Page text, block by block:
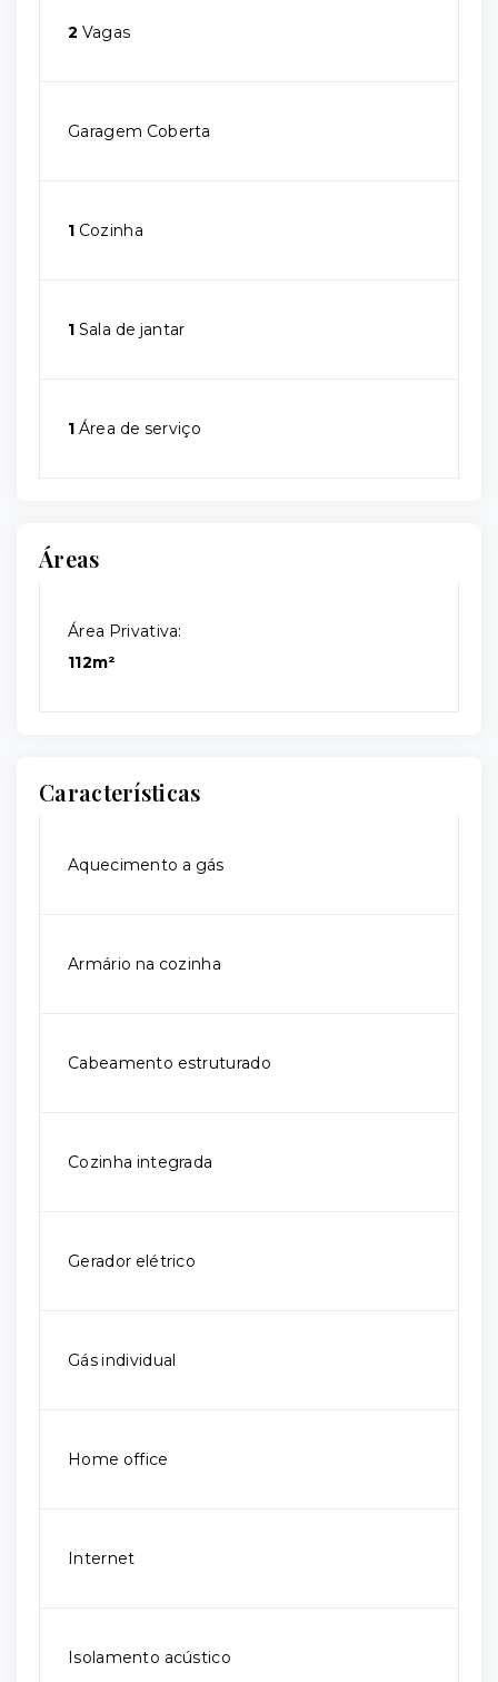
2 Vagas
Garagem Coberta
1 Cozinha
1 Sala de jantar
1 Área de serviço
Áreas
Área Privativa:
112m²
Características
Aquecimento a gás
Armário na cozinha
Cabeamento estruturado
Cozinha integrada
Gerador elétrico
Gás individual
Home office
Internet
Isolamento acústico